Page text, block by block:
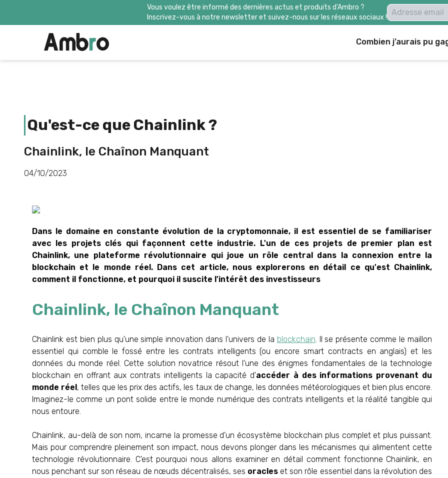
Vous voulez être informé des dernières actus et produits d’Ambro ?
Inscrivez-vous à notre newsletter et suivez-nous sur les réseaux sociaux !
Combien j’aurais pu
Qu'est-ce que Chainlink ?
Chainlink, le Chaînon Manquant
04/10/2023
Dans le domaine en constante évolution de la cryptomonnaie, il est essentiel de se familiariser
avec les projets clés qui façonnent cette industrie. L'un de ces projets de premier plan est
Chainlink, une plateforme révolutionnaire qui joue un rôle central dans la connexion entre la
blockchain et le monde réel. Dans cet article, nous explorerons en détail ce qu'est Chainlink,
comment il fonctionne, et pourquoi il suscite l'intérêt des investisseurs
Chainlink, le Chaînon Manquant
Chainlink est bien plus qu'une simple innovation dans l'univers de la blockchain. Il se présente comme le maillon
essentiel qui comble le fossé entre les contrats intelligents (ou encore smart contracts en anglais) et les
données du monde réel. Cette solution novatrice résout l'une des énigmes fondamentales de la technologie
blockchain en offrant aux contrats intelligents la capacité d'accéder à des informations provenant du
monde réel, telles que les prix des actifs, les taux de change, les données météorologiques et bien plus encore.
Imaginez-le comme un pont solide entre le monde numérique des contrats intelligents et la réalité tangible qui
nous entoure.
Chainlink, au-delà de son nom, incarne la promesse d'un écosystème blockchain plus complet et plus puissant.
Mais pour comprendre pleinement son impact, nous devons plonger dans les mécanismes qui alimentent cette
technologie révolutionnaire. C'est pourquoi nous allons examiner en détail comment fonctionne Chainlink, en
nous penchant sur son réseau de nœuds décentralisés, ses oracles et son rôle essentiel dans la révolution des